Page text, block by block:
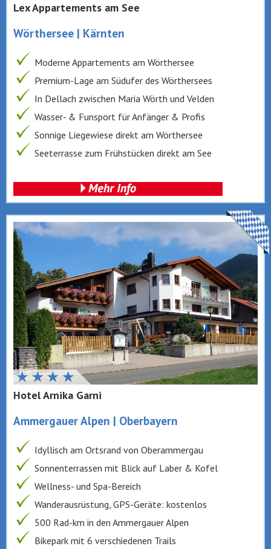
Lex Appartements am See
Wörthersee | Kärnten
Moderne Appartements am Wörthersee
Premium-Lage am Südufer des Wörthersees
In Dellach zwischen Maria Wörth und Velden
Wasser- & Funsport für Anfänger & Profis
Sonnige Liegewiese direkt am Wörthersee
Seeterrasse zum Frühstücken direkt am See
Hotel Arnika Garni
Ammergauer Alpen | Oberbayern
Idyllisch am Ortsrand von Oberammergau
Sonnenterrassen mit Blick auf Laber & Kofel
Wellness- und Spa-Bereich
Wanderausrüstung, GPS-Geräte: kostenlos
500 Rad-km in den Ammergauer Alpen
Bikepark mit 6 verschiedenen Trails